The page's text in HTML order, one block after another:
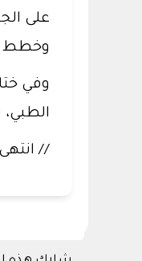
على
وخطط
وفي
الطبي،
//